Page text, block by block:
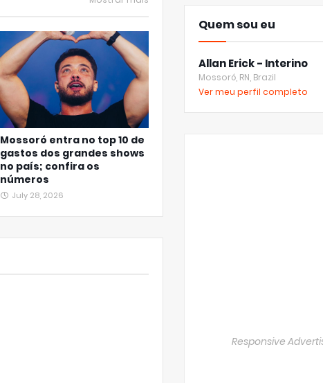
Mossoró entra no top 10 de
gastos dos grandes shows
no país; confira os
números
July 28, 2026
Quem sou eu
Allan Erick - Interino
Mossoró, RN, Brazil
Ver meu perfil completo
Responsive